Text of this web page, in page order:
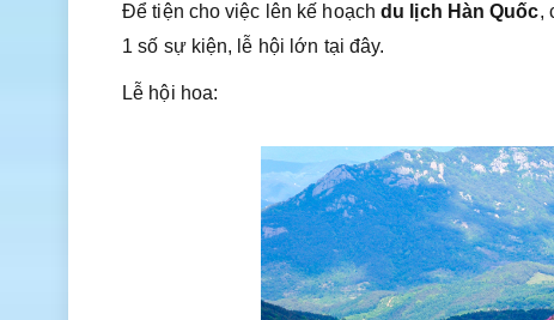
Để tiện cho việc lên kế hoạch du lịch Hàn Quốc,
1 số sự kiện, lễ hội lớn tại đây.
Lễ hội hoa: